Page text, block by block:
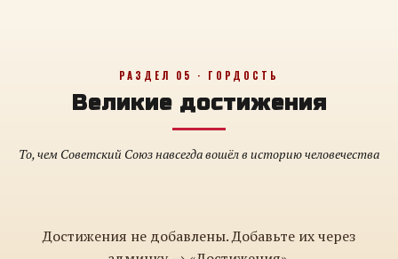
РАЗДЕЛ 05 · ГОРДОСТЬ
Великие достижения
То, чем Советский Союз навсегда вошёл в историю человечества
Достижения не добавлены. Добавьте их через